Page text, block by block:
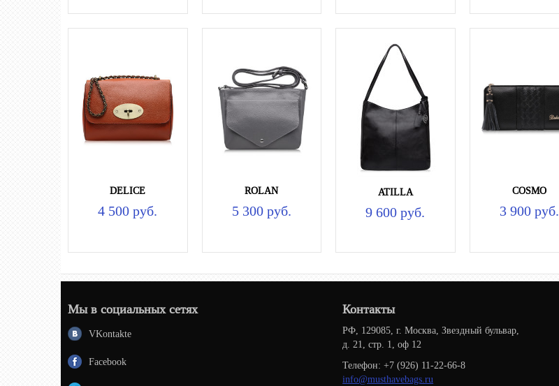
DELICE
4 500 руб.
ROLAN
5 300 руб.
ATILLA
9 600 руб.
COSMO
3 900 руб.
Мы в социальных сетях
VKontakte
Facebook
Контакты
РФ, 129085, г. Москва, Звездный бульвар,
д. 21, стр. 1, оф 12
Телефон: +7 (926) 11-22-66-8
info@musthavebags.ru